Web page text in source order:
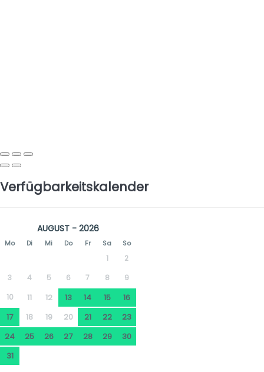
Verfügbarkeitskalender
AUGUST - 2026
Mo Di Mi Do Fr Sa So
1
2
3
4 5 6 7 8
9
10
11 12 13 14 15
16
17
18 19 20 21 22
23
24
25 26 27 28 29
30
31